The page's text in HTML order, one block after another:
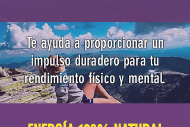
Te ayuda a proporcionar un
impulso duradero para tu
rendimiento físico y mental.